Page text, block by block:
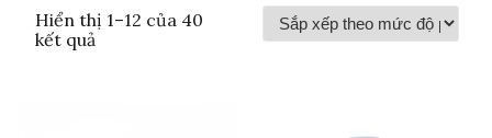
Hiển thị 1–12 của 40
kết quả